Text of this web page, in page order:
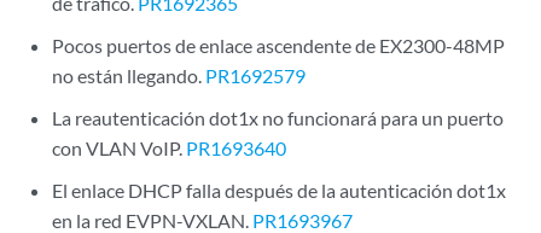
Pocos puertos de enlace ascendente de EX2300-48MP
no están llegando. PR1692579
La reautenticación dot1x no funcionará para un puerto
con VLAN VoIP. PR1693640
El enlace DHCP falla después de la autenticación dot1x
en la red EVPN-VXLAN. PR1693967